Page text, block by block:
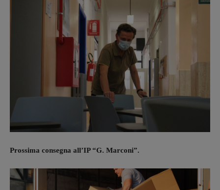
Prossima consegna all’IP “G. Marconi”.